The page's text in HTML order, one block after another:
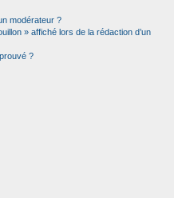
modérateur ?
» affiché lors de la rédaction d’un
?